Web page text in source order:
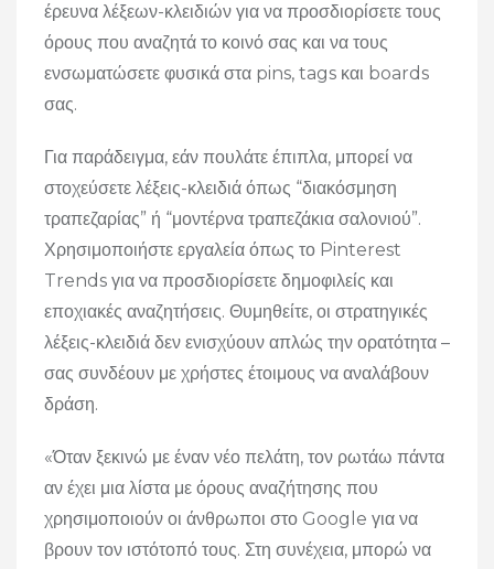
έρευνα λέξεων-κλειδιών για να προσδιορίσετε τους
όρους που αναζητά το κοινό σας και να τους
ενσωματώσετε φυσικά στα pins, tags και boards
σας.
Για παράδειγμα, εάν πουλάτε έπιπλα, μπορεί να
στοχεύσετε λέξεις-κλειδιά όπως “διακόσμηση
τραπεζαρίας” ή “μοντέρνα τραπεζάκια σαλονιού”.
Χρησιμοποιήστε εργαλεία όπως το Pinterest
Trends για να προσδιορίσετε δημοφιλείς και
εποχιακές αναζητήσεις. Θυμηθείτε, οι στρατηγικές
λέξεις-κλειδιά δεν ενισχύουν απλώς την ορατότητα –
σας συνδέουν με χρήστες έτοιμους να αναλάβουν
δράση.
«Όταν ξεκινώ με έναν νέο πελάτη, τον ρωτάω πάντα
αν έχει μια λίστα με όρους αναζήτησης που
χρησιμοποιούν οι άνθρωποι στο Google για να
βρουν τον ιστότοπό τους. Στη συνέχεια, μπορώ να